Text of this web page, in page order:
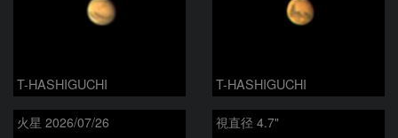
T-HASHIGUCHI T-HASHIGUCHI
火星 2026/07/26 視直径 4.7"